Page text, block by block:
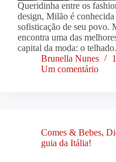
Queridinha entre os
design, Milão é
sofisticação de seu povo.
encontra uma das
capital da moda: o
Brunella Nunes
Um comentário
Comes & Bebes,
guia da Itália!